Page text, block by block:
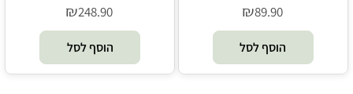
₪89.90
הוסף לסל
₪248.90
הוסף לסל